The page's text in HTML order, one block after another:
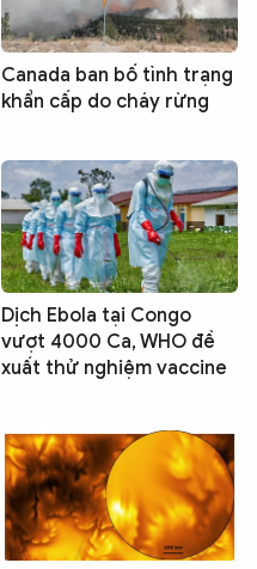
Canada ban bố tình trạng
khẩn cấp do cháy rừng
Dịch Ebola tại Congo
vượt 4000 Ca, WHO đề
xuất thử nghiệm vaccine